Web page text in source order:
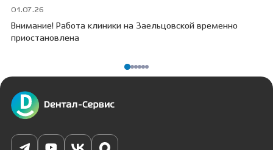
01.07.26
Внимание! Работа клиники на Заельцовской временно
приостановлена